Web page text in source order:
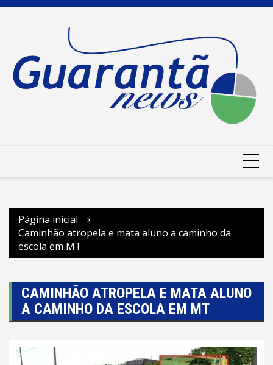
Ir
Página inicial
Caminhão atropela e mata aluno a caminho da
escola em MT
CAMINHÃO ATROPELA E MATA ALUNO
A CAMINHO DA ESCOLA EM MT